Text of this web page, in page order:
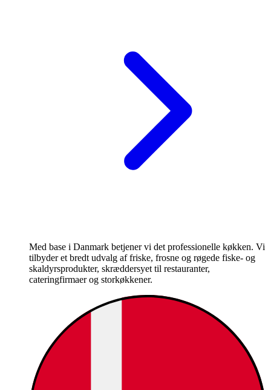
Med base i Danmark betjener vi det professionelle køkken. Vi
tilbyder et bredt udvalg af friske, frosne og røgede fiske- og
skaldyrsprodukter, skræddersyet til restauranter,
cateringfirmaer og storkøkkener.